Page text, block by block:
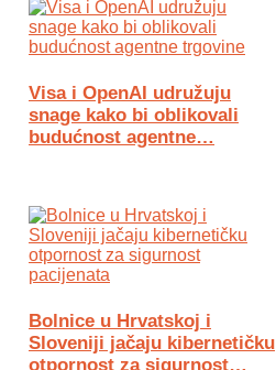
Visa i OpenAI udružuju
snage kako bi oblikovali
budućnost agentne…
Bolnice u Hrvatskoj i
Sloveniji jačaju kibernetičku
otpornost za sigurnost…